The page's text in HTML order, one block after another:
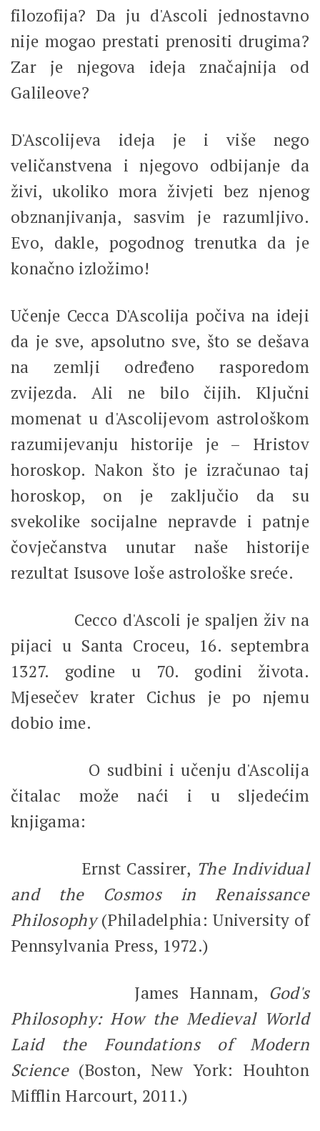
filozofija? Da ju d'Ascoli jednostavno
nije mogao prestati prenositi drugima?
Zar je njegova ideja značajnija od
Galileove?
D'Ascolijeva ideja je i više nego
veličanstvena i njegovo odbijanje da
živi, ukoliko mora živjeti bez njenog
obznanjivanja, sasvim je razumljivo.
Evo, dakle, pogodnog trenutka da je
konačno izložimo!
Učenje Cecca D'Ascolija počiva na ideji
da je sve, apsolutno sve, što se dešava
na zemlji određeno rasporedom
zvijezda. Ali ne bilo čijih. Ključni
momenat u d'Ascolijevom astrološkom
razumijevanju historije je – Hristov
horoskop. Nakon što je izračunao taj
horoskop, on je zaključio da su
svekolike socijalne nepravde i patnje
čovječanstva unutar naše historije
rezultat Isusove loše astrološke sreće.
Cecco d'Ascoli je spaljen živ na
pijaci u Santa Croceu, 16. septembra
1327. godine u 70. godini života.
Mjesečev krater Cichus je po njemu
dobio ime.
O sudbini i učenju d'Ascolija
čitalac može naći i u sljedećim
knjigama:
Ernst Cassirer, The Individual
and the Cosmos in Renaissance
Philosophy(Philadelphia: University of
Pennsylvania Press, 1972.)
James Hannam, God's
Philosophy: How the Medieval World
Laid the Foundations of Modern
Science(Boston, New York: Houhton
Mifflin Harcourt, 2011.)